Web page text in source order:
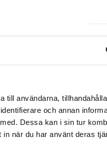
till användarna,
och annan
Dessa kan i sin tur
när du har använt deras